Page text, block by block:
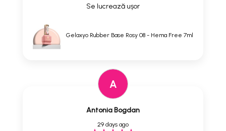
Se lucrează ușor
Gelaxyo Rubber Base Rosy 08 - Hema Free 7ml
A
Antonia Bogdan
29 days ago